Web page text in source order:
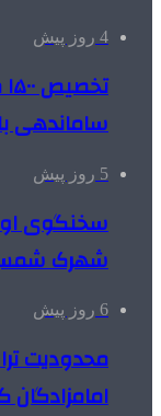
4 روز پیش
ساماندهی
5 روز پیش
سخنگوی
شهرک شمس آباد
6 روز پیش
محدودیت